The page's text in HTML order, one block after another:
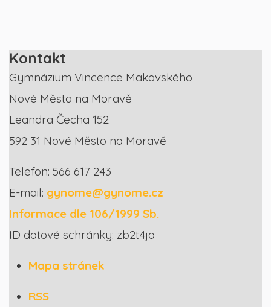
Kontakt
Gymnázium Vincence Makovského
Nové Město na Moravě
Leandra Čecha 152
592 31 Nové Město na Moravě
Telefon: 566 617 243
E-mail: gynome@gynome.cz
Informace dle 106/1999 Sb.
ID datové schránky: zb2t4ja
Mapa stránek
RSS